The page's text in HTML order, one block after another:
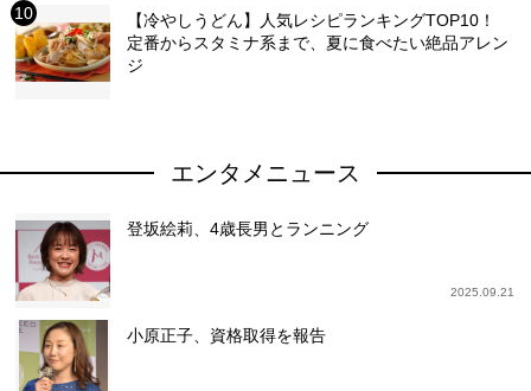
【冷やしうどん】人気レシピランキングTOP10！
定番からスタミナ系まで、夏に食べたい絶品アレン
ジ
エンタメニュース
登坂絵莉、4歳長男とランニング
2025.09.21
小原正子、資格取得を報告